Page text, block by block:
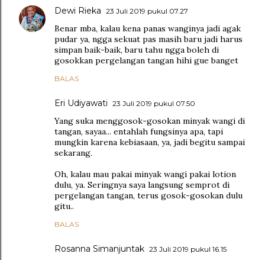
Dewi Rieka 23 Juli 2019 pukul 07.27
Benar mba, kalau kena panas wanginya jadi agak
pudar ya, ngga sekuat pas masih baru jadi harus
simpan baik-baik, baru tahu ngga boleh di
gosokkan pergelangan tangan hihi gue banget
BALAS
Eri Udiyawati 23 Juli 2019 pukul 07.50
Yang suka menggosok-gosokan minyak wangi di
tangan, sayaa... entahlah fungsinya apa, tapi
mungkin karena kebiasaan, ya, jadi begitu sampai
sekarang.
Oh, kalau mau pakai minyak wangi pakai lotion
dulu, ya. Seringnya saya langsung semprot di
pergelangan tangan, terus gosok-gosokan dulu
gitu..
BALAS
Rosanna Simanjuntak 23 Juli 2019 pukul 16.15